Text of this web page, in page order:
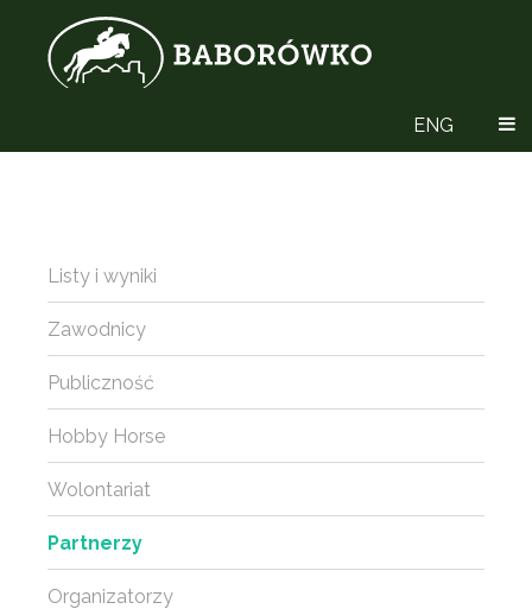
ENG
Listy i wyniki
Zawodnicy
Publiczność
Hobby Horse
Wolontariat
Partnerzy
Organizatorzy